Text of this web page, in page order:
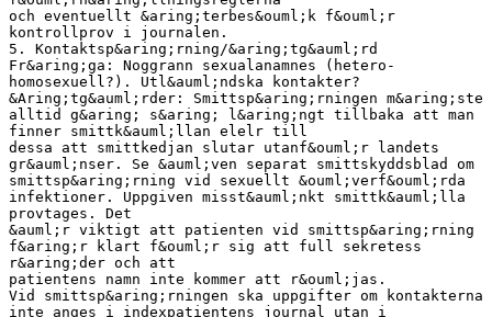
och eventuellt &aring;terbes&ouml;k f&ouml;r
kontrollprov i journalen.
5. Kontaktsp&aring;rning/&aring;tg&auml;rd
Fr&aring;ga: Noggrann sexualanamnes (hetero-
homosexuell?). Utl&auml;ndska kontakter?
&Aring;tg&auml;rder: Smittsp&aring;rningen m&aring;ste
alltid g&aring; s&aring; l&aring;ngt tillbaka att man
finner smittk&auml;llan elelr till
dessa att smittkedjan slutar utanf&ouml;r landets
gr&auml;nser. Se &auml;ven separat smittskyddsblad om
smittsp&aring;rning vid sexuellt &ouml;verf&ouml;rda
infektioner. Uppgiven misst&auml;nkt smittk&auml;lla
provtages. Det
&auml;r viktigt att patienten vid smittsp&aring;rning
f&aring;r klart f&ouml;r sig att full sekretess
r&aring;der och att
patientens namn inte kommer att r&ouml;jas.
Vid smittsp&aring;rningen ska uppgifter om kontakterna
inte anges i indexpatientens journal utan i